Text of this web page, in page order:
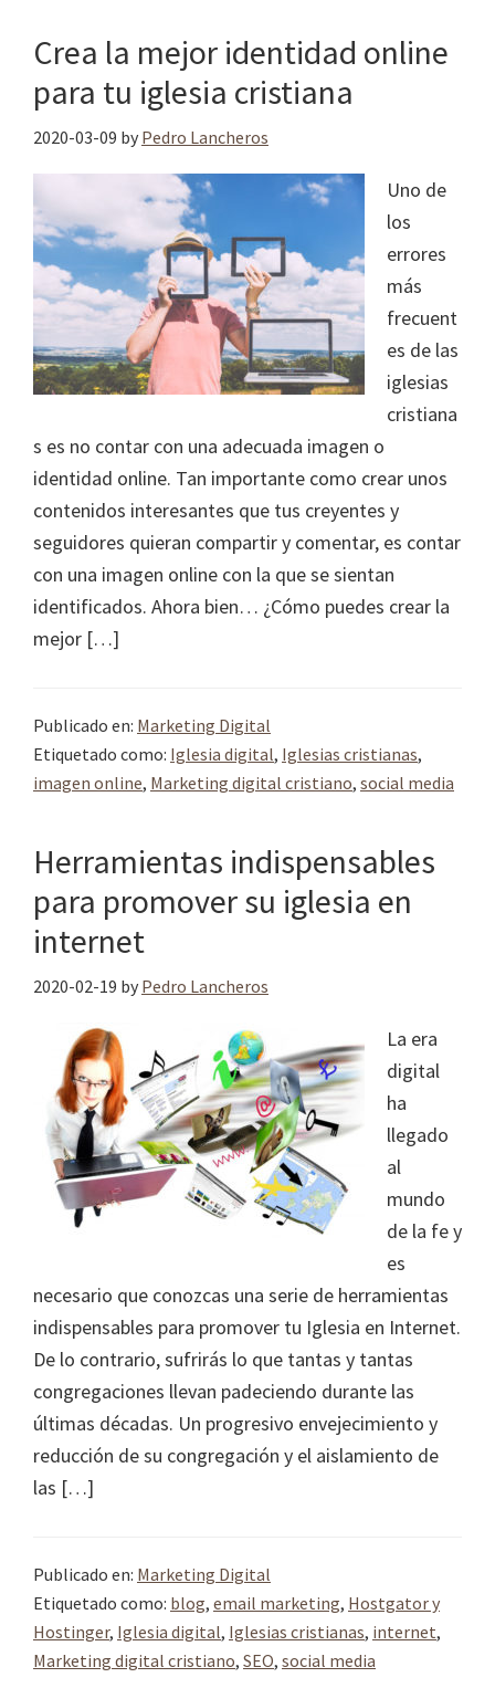
Crea la mejor identidad online
para tu iglesia cristiana
2020-03-09 by Pedro Lancheros
Uno de
los
errores
más
frecuent
es de las
iglesias
cristiana
s es no contar con una adecuada imagen o
identidad online. Tan importante como crear unos
contenidos interesantes que tus creyentes y
seguidores quieran compartir y comentar, es contar
con una imagen online con la que se sientan
identificados. Ahora bien… ¿Cómo puedes crear la
mejor […]
Publicado en: Marketing Digital
Etiquetado como: Iglesia digital, Iglesias cristianas,
imagen online, Marketing digital cristiano, social media
Herramientas indispensables
para promover su iglesia en
internet
2020-02-19 by Pedro Lancheros
La era
digital
ha
llegado
al
mundo
de la fe y
es
necesario que conozcas una serie de herramientas
indispensables para promover tu Iglesia en Internet.
De lo contrario, sufrirás lo que tantas y tantas
congregaciones llevan padeciendo durante las
últimas décadas. Un progresivo envejecimiento y
reducción de su congregación y el aislamiento de
las […]
Publicado en: Marketing Digital
Etiquetado como: blog, email marketing, Hostgator y
Hostinger, Iglesia digital, Iglesias cristianas, internet,
Marketing digital cristiano, SEO, social media